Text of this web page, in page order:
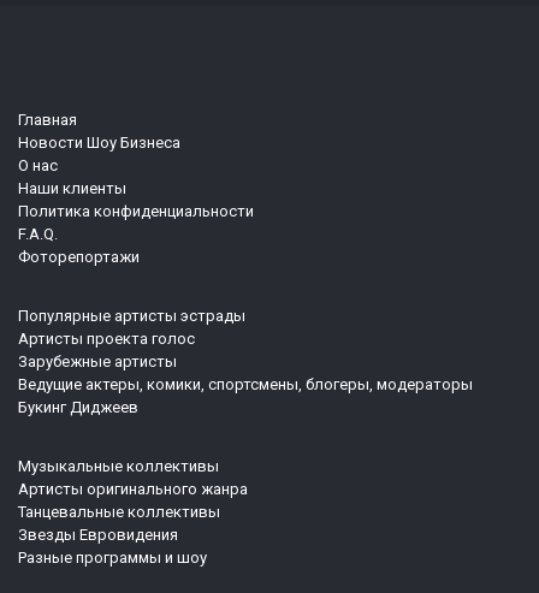
Главная
Новости Шоу Бизнеса
О нас
Наши клиенты
Политика конфиденциальности
F.A.Q.
Фоторепортажи
Популярные артисты эстрады
Артисты проекта голос
Зарубежные артисты
Ведущие актеры, комики, спортсмены, блогеры, модераторы
Букинг Диджеев
Музыкальные коллективы
Артисты оригинального жанра
Танцевальные коллективы
Звезды Евровидения
Разные программы и шоу